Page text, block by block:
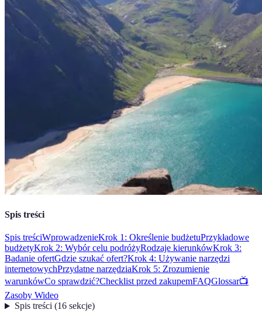
Spis treści
Spis treściWprowadzenieKrok 1: Określenie budżetuPrzykładowe
budżetyKrok 2: Wybór celu podróżyRodzaje kierunkówKrok 3:
Badanie ofertGdzie szukać ofert?Krok 4: Używanie narzędzi
internetowychPrzydatne narzędziaKrok 5: Zrozumienie
warunkówCo sprawdzić?Checklist przed zakupemFAQGlossar📺
Zasoby Wideo
Spis treści(16 sekcje)